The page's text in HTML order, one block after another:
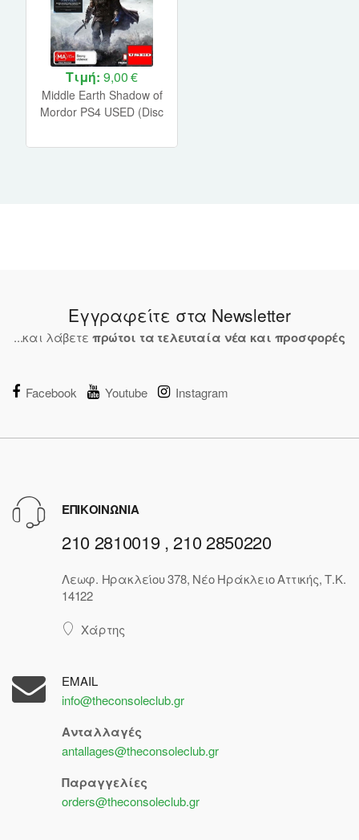
Τιμή: 9,00 €
Middle Earth Shadow of
Mordor PS4 USED (Disc
Εγγραφείτε στα Newsletter
...και λάβετε πρώτοι τα τελευταία νέα και προσφορές
Facebook Youtube Instagram
ΕΠΙΚΟΙΝΩΝΙΑ
210 2810019 , 210 2850220
Λεωφ. Ηρακλείου 378, Νέο Ηράκλειο Αττικής, Τ.Κ.
14122
Χάρτης
EMAIL
info@theconsoleclub.gr
Ανταλλαγές
antallages@theconsoleclub.gr
Παραγγελίες
orders@theconsoleclub.gr